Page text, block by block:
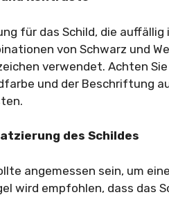
für das Schild, die
von Schwarz und
verwendet. Achten
und der Beschriftung
des Schildes
angemessen sein, um
wird empfohlen, dass das